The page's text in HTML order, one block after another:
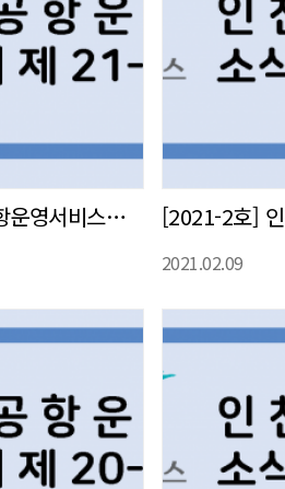
[2021-3호] 인천공항운영서비스㈜ 사내 소식지 발간
2021.02.09